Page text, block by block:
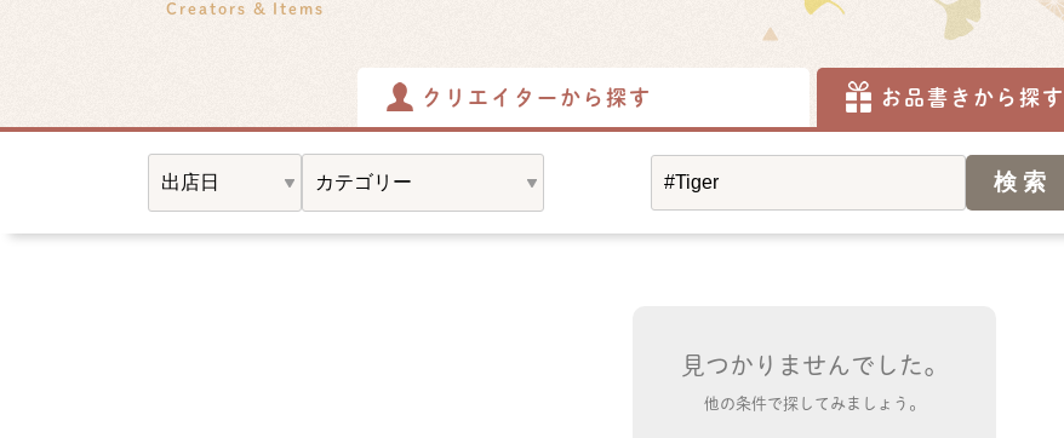
Creators & Items
クリエイターから探す お品書きから探す
見つかりませんでした。
他の条件で探してみましょう。